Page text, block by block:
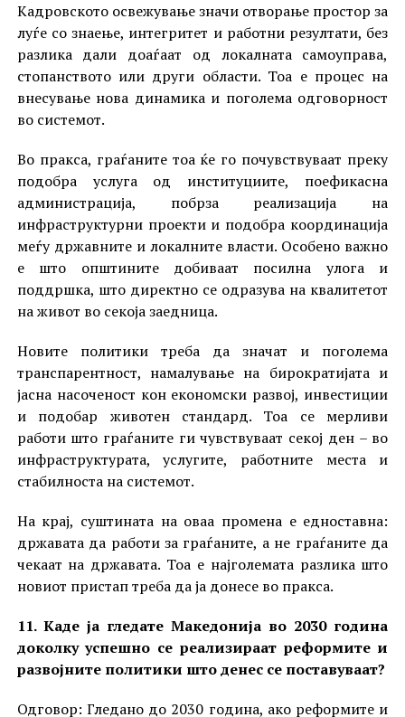
Кадровското освежување значи отворање простор за
луѓе со знаење, интегритет и работни резултати, без
разлика дали доаѓаат од локалната самоуправа,
стопанството или други области. Тоа е процес на
внесување нова динамика и поголема одговорност
во системот.
Во пракса, граѓаните тоа ќе го почувствуваат преку
подобра услуга од институциите, поефикасна
администрација, побрза реализација на
инфраструктурни проекти и подобра координација
меѓу државните и локалните власти. Особено важно
е што општините добиваат посилна улога и
поддршка, што директно се одразува на квалитетот
на живот во секоја заедница.
Новите политики треба да значат и поголема
транспарентност, намалување на бирократијата и
јасна насоченост кон економски развој, инвестиции
и подобар животен стандард. Тоа се мерливи
работи што граѓаните ги чувствуваат секој ден – во
инфраструктурата, услугите, работните места и
стабилноста на системот.
На крај, суштината на оваа промена е едноставна:
државата да работи за граѓаните, а не граѓаните да
чекаат на државата. Тоа е најголемата разлика што
новиот пристап треба да ја донесе во пракса.
11. Каде ја гледате Македонија во 2030 година
доколку успешно се реализираат реформите и
развојните политики што денес се поставуваат?
Одговор: Гледано до 2030 година, ако реформите и